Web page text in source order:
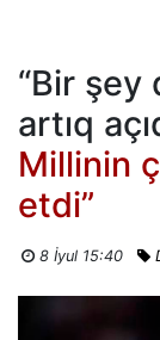
“Bir şey
artıq
Millinin
etdi”
8 İyul 15:40